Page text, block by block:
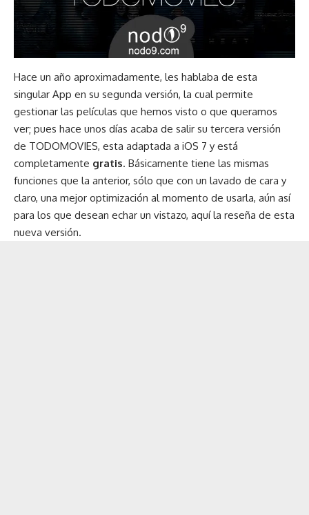
Hace un año aproximadamente, les hablaba de esta
singular App en su segunda versión, la cual permite
gestionar las películas que hemos visto o que queramos
ver; pues hace unos días acaba de salir su tercera versión
de TODOMOVIES, esta adaptada a iOS 7 y está
completamente gratis. Básicamente tiene las mismas
funciones que la anterior, sólo que con un lavado de cara y
claro, una mejor optimización al momento de usarla, aún así
para los que desean echar un vistazo, aquí la reseña de esta
nueva versión.